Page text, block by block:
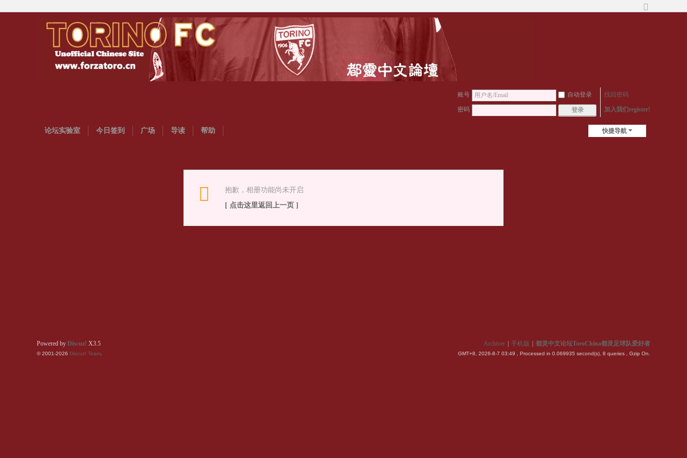
账号 自动登录 找回密码
密码 登录 加入我们register!
快捷导航
论坛实验室 今日签到 广场 导读 帮助
抱歉，相册功能尚未开启
[ 点击这里返回上一页 ]
Archiver 手机版 都灵中文论坛ToroChina都灵足球队爱好者
GMT+8, 2026-8-7 03:49 , Processed in 0.069935 second(s), 8 queries , Gzip On.
Powered by Discuz! X3.5
© 2001-2026 Discuz! Team